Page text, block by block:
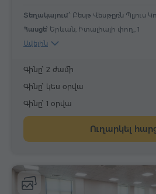
Տեղակայում՝ Բեսթ Վեսթըռն Պլյուս
Հասցե՝ Երևան, Իտալիայի փող., 1
Ավելին
Գինը՝ 2 ժամի
Գինը՝ կես օրվա
Գինը՝ 1 օրվա
Ուղարկել